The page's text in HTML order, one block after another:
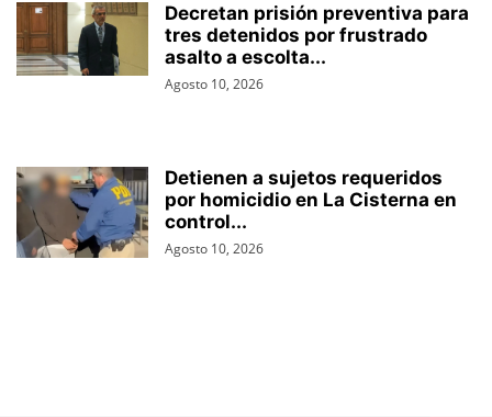
Decretan prisión preventiva para
tres detenidos por frustrado
asalto a escolta...
Agosto 10, 2026
Detienen a sujetos requeridos
por homicidio en La Cisterna en
control...
Agosto 10, 2026